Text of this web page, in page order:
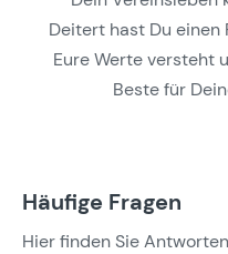
Deitert hast Du einen
Eure Werte versteht
Beste für
Häufige Fragen
Hier finden Sie